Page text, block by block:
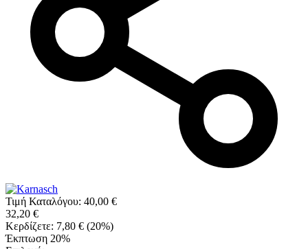
Τιμή Καταλόγου: 40,00 €
32,20 €
Κερδίζετε: 7,80 € (20%)
Έκπτωση 20%